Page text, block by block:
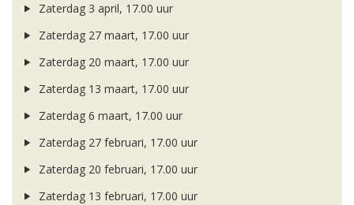
Zaterdag 3 april, 17.00 uur
Zaterdag 27 maart, 17.00 uur
Zaterdag 20 maart, 17.00 uur
Zaterdag 13 maart, 17.00 uur
Zaterdag 6 maart, 17.00 uur
Zaterdag 27 februari, 17.00 uur
Zaterdag 20 februari, 17.00 uur
Zaterdag 13 februari, 17.00 uur